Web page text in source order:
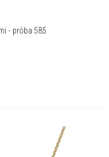
- próba 585